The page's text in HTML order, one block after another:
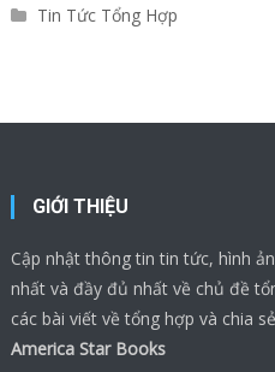
Tin Tức Tổng Hợp
GIỚI THIỆU
Cập nhật thông tin tin tức, hình
nhất và đầy đủ nhất về chủ đề
các bài viết về tổng hợp và chia
America Star Books